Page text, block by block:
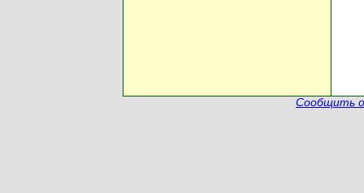
Сообщить о